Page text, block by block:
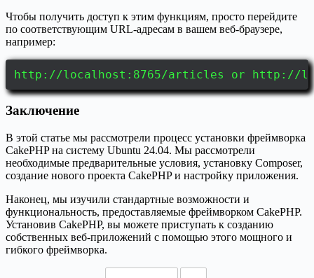
Чтобы получить доступ к этим функциям, просто перейдите
по соответствующим URL-адресам в вашем веб-браузере,
например:
http://localhost:8765/articles or http://
Заключение
В этой статье мы рассмотрели процесс установки фреймворка
CakePHP на систему Ubuntu 24.04. Мы рассмотрели
необходимые предварительные условия, установку Composer,
создание нового проекта CakePHP и настройку приложения.
Наконец, мы изучили стандартные возможности и
функциональность, предоставляемые фреймворком CakePHP.
Установив CakePHP, вы можете приступать к созданию
собственных веб-приложений с помощью этого мощного и
гибкого фреймворка.